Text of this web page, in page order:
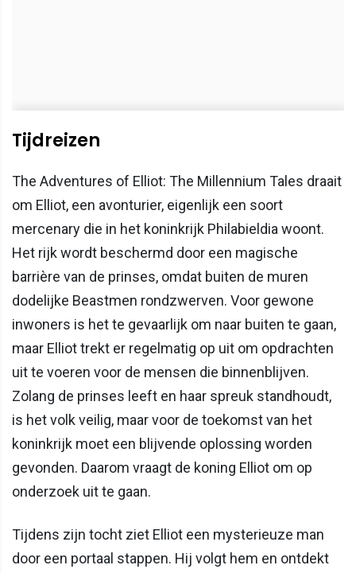
Tijdreizen
The Adventures of Elliot: The Millennium Tales draait
om Elliot, een avonturier, eigenlijk een soort
mercenary die in het koninkrijk Philabieldia woont.
Het rijk wordt beschermd door een magische
barrière van de prinses, omdat buiten de muren
dodelijke Beastmen rondzwerven. Voor gewone
inwoners is het te gevaarlijk om naar buiten te gaan,
maar Elliot trekt er regelmatig op uit om opdrachten
uit te voeren voor de mensen die binnenblijven.
Zolang de prinses leeft en haar spreuk standhoudt,
is het volk veilig, maar voor de toekomst van het
koninkrijk moet een blijvende oplossing worden
gevonden. Daarom vraagt de koning Elliot om op
onderzoek uit te gaan.
Tijdens zijn tocht ziet Elliot een mysterieuze man
door een portaal stappen. Hij volgt hem en ontdekt